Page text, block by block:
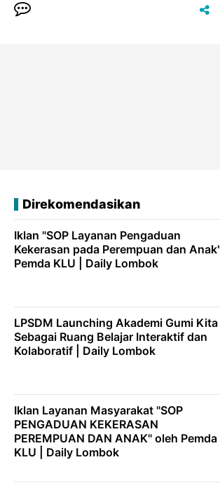
Direkomendasikan
Iklan "SOP Layanan Pengaduan
Kekerasan pada Perempuan dan
Pemda KLU | Daily Lombok
LPSDM Launching Akademi Gumi Kita
Sebagai Ruang Belajar Interaktif dan
Kolaboratif | Daily Lombok
Iklan Layanan Masyarakat "SOP
PENGADUAN KEKERASAN
PEREMPUAN DAN ANAK" oleh Pemda
KLU | Daily Lombok